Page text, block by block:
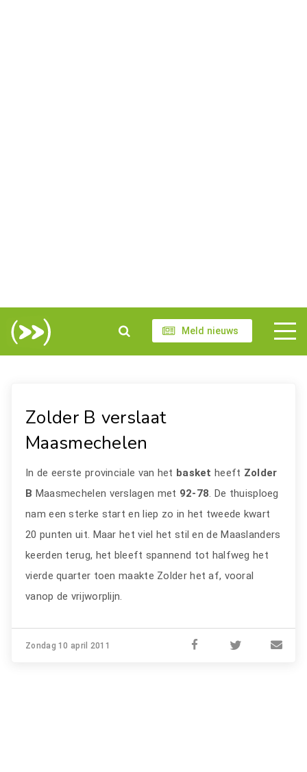
Meld nieuws
Zolder B verslaat
Maasmechelen
In de eerste provinciale van het basketheeft Zolder
B Maasmechelen verslagen met 92-78. De thuisploeg
nam een sterke start en liep zo in het tweede kwart
20 punten uit. Maar het viel het stil en de Maaslanders
keerden terug, het bleeft spannend tot halfweg het
vierde quarter toen maakte Zolder het af, vooral
vanop de vrijworplijn.
Zondag 10 april 2011